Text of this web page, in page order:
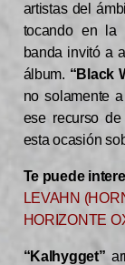
artistas del
tocando en la
banda invitó a
álbum. “Black
no solamente
ese recurso
esta ocasión
Te puede
LEVAHN
HORIZONTE
“Kalhygget”